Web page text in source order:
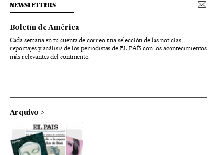
NEWSLETTERS
Boletín de América
Cada semana en tu cuenta de correo una selección de las noticias,
reportajes y análisis de los periodistas de EL PAÍS con los acontecimientos
más relevantes del continente.
Arquivo